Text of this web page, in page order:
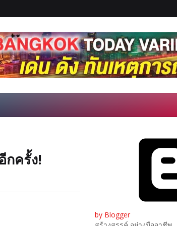
กครั้ง!
by Blogger